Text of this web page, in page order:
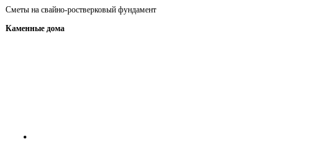
Сметы на свайно-ростверковый фундамент
Каменные дома